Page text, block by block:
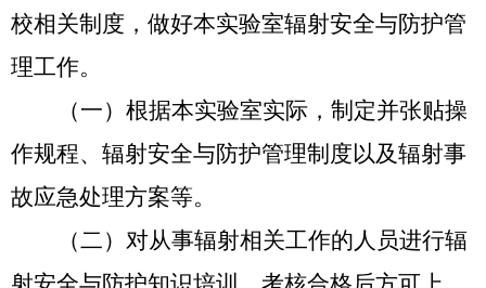
校相关制度，做好本实验室辐射安全与防护管
理工作。
（一） 根据本实验室实际，制定并张贴操
作规程、辐射安全与防护管理制度以及辐射事
故应急处理方案等。
（二） 对从事辐射相关工作的人员进行辐